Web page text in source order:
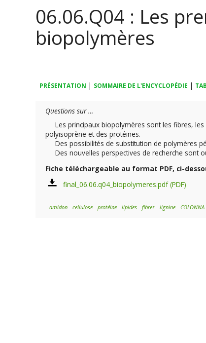
06.06.Q04 : Les
biopolymères
PRÉSENTATION | SOMMAIRE DE L'ENCYCLOPÉDIE |
Questions sur …
Les principaux biopolymères sont les fibres, les
polyisoprène et des protéines.
Des possibilités de substitution de polymères
Des nouvelles perspectives de recherche sont
Fiche téléchargeable au format PDF, ci-
final_06.06.q04_biopolymeres.pdf
amidon cellulose protéine lipides fibres lignine